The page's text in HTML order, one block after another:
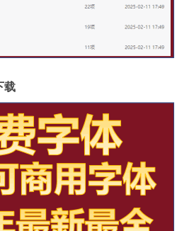
载